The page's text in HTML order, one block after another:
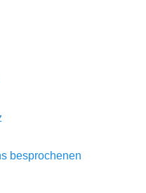
besprochenen